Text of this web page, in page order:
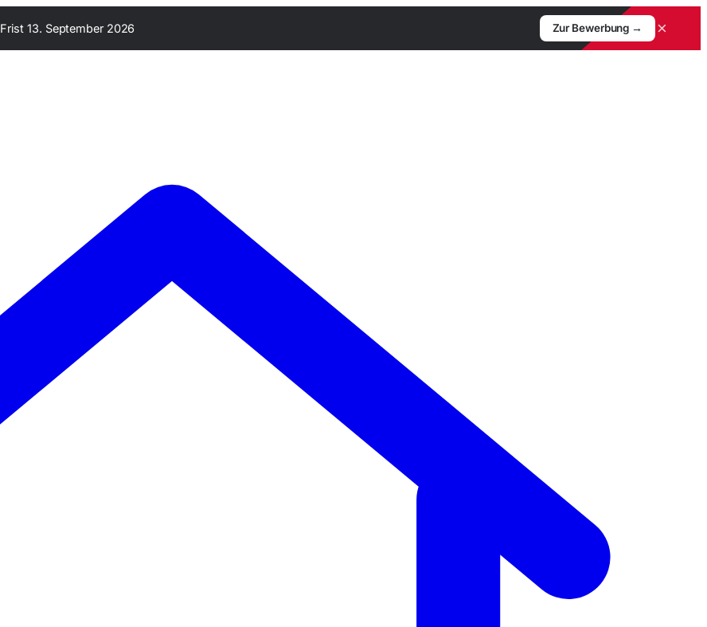
Frist 13. September 2026 Zur Bewerbung → ×